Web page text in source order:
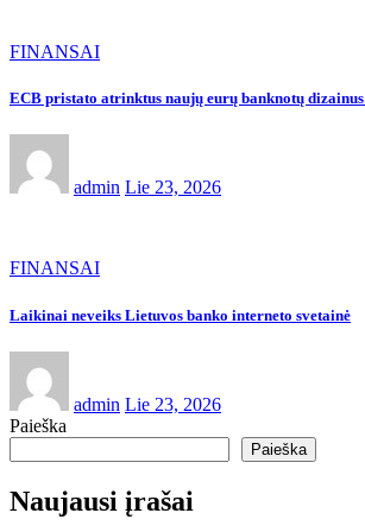
FINANSAI
ECB pristato atrinktus naujų eurų banknotų
admin Lie 23, 2026
FINANSAI
Laikinai neveiks Lietuvos banko interneto svetainė
admin Lie 23, 2026
Paieška
Paieška
Naujausi įrašai